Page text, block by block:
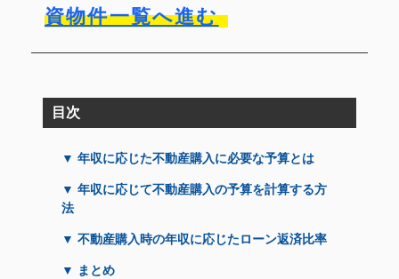
資物件一覧へ進む
目次
▼ 年収に応じた不動産購入に必要な予算とは
▼ 年収に応じて不動産購入の予算を計算する方
法
▼ 不動産購入時の年収に応じたローン返済比率
▼ まとめ